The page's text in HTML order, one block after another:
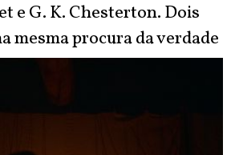
e G. K. Chesterton. Dois
mesma procura da verdade